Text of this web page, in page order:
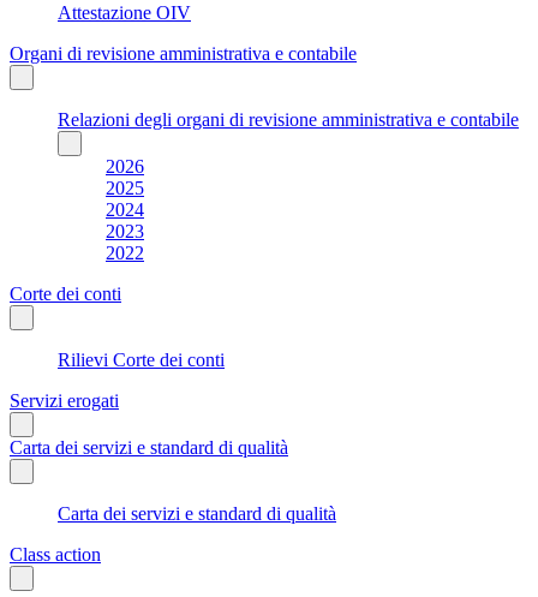
Attestazione OIV
Organi di revisione amministrativa e contabile
Relazioni degli organi di revisione amministrativa e contabile
2026
2025
2024
2023
2022
Corte dei conti
Rilievi Corte dei conti
Servizi erogati
Carta dei servizi e standard di qualità
Carta dei servizi e standard di qualità
Class action